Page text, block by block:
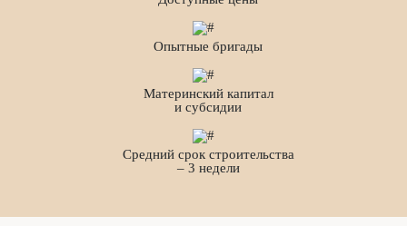
Опытные бригады
Материнский капитал
и субсидии
Средний срок строительства
– 3 недели